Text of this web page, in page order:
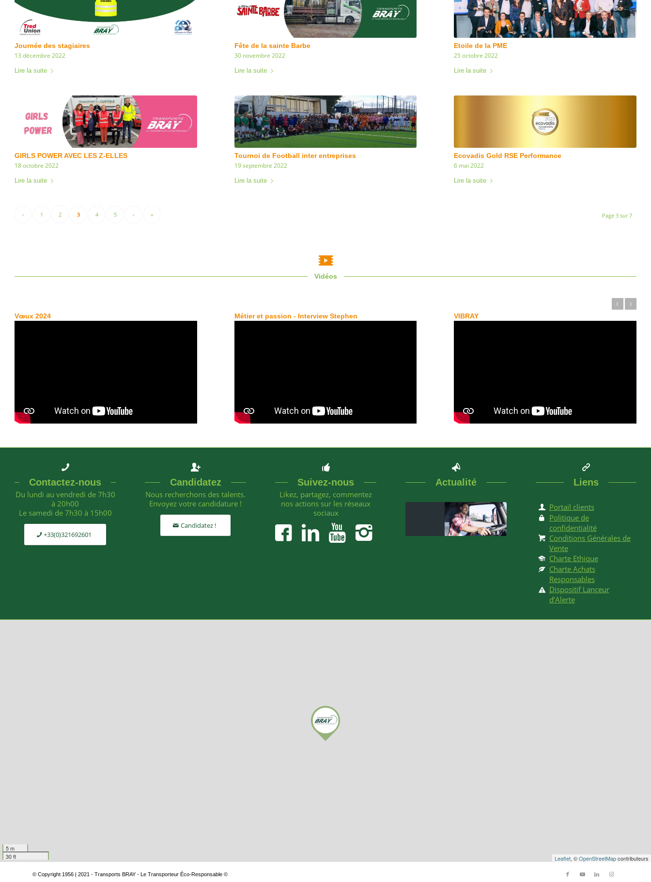
Journée des stagiaires
13 décembre 2022
Lire la suite
Fête de la sainte Barbe
30 novembre 2022
Lire la suite
Etoile de la PME
25 octobre 2022
Lire la suite
GIRLS POWER AVEC LES Z-ELLES
18 octobre 2022
Lire la suite
Tournoi de Football inter entreprises
19 septembre 2022
Lire la suite
Ecovadis Gold RSE Performance
6 mai 2022
Lire la suite
Page 3 sur 7
‹ 1 2 3 4 5 › »
Vidéos
Vœux 2024 Métier et passion - Interview Stephen VIBRAY
Contactez-nous
Du lundi au vendredi de 7h30
à 20h00
Le samedi de 7h30 à 15h00
+33(0)321692601
Candidatez
Nous recherchons des talents.
Envoyez votre candidature !
Candidatez !
Suivez-nous
Likez, partagez, commentez
nos actions sur les réseaux
sociaux
Actualité Liens
Portail clients
Politique de
confidentialité
Conditions Générales de
Vente
Charte Ethique
Charte Achats
Responsables
Dispositif Lanceur
d’Alerte
5 m
30 ft
Leaflet, ©OpenStreetMapcontributeurs
© Copyright 1956 | 2021 - Transports BRAY - Le Transporteur Éco-Responsable ©